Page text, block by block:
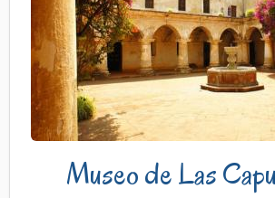
Museo de Las